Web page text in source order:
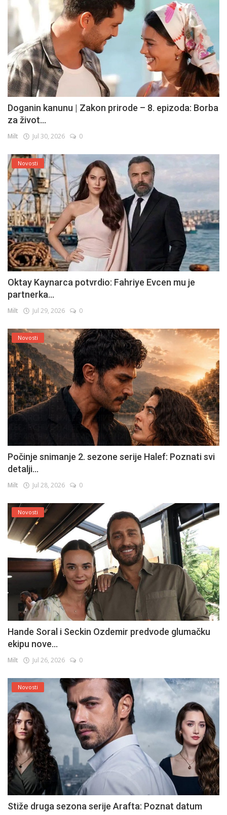
Doganin kanunu | Zakon prirode – 8. epizoda: Borba
za život...
Milt Jul 30, 2026 0
Novosti
Oktay Kaynarca potvrdio: Fahriye Evcen mu je
partnerka...
Milt Jul 29, 2026 0
Novosti
Počinje snimanje 2. sezone serije Halef: Poznati svi
detalji...
Milt Jul 28, 2026 0
Novosti
Hande Soral i Seckin Ozdemir predvode glumačku
ekipu nove...
Milt Jul 26, 2026 0
Novosti
Stiže druga sezona serije Arafta: Poznat datum